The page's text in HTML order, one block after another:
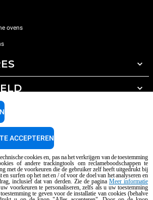
ovens
wassen
wassen
harsfilters
SpA All rights reserved. Reg. Imp. Padova n °
Privacy policy Cookie policy
cookies en, pas na het verkrijgen van de toestemming
of andere trackingtools om reclameboodschappen te
met de voorkeuren die de gebruiker zelf heeft uitgedrukt bij
surfen op het net en / of voor de doel van het analyseren en
inclusief dat van derden. Zie de pagina Meer informatie
voorkeuren te personaliseren, zelfs als u uw toestemming
te geven voor de installatie van cookies (behalve
ACCEPTEREN